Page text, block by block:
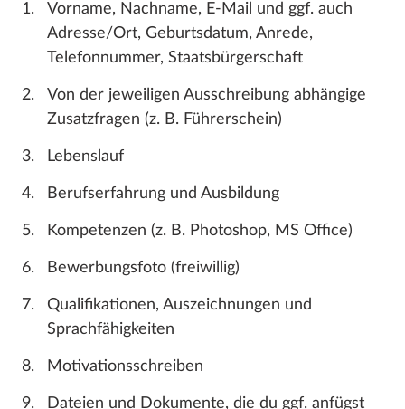
Vorname, Nachname, E-Mail und ggf. auch
Adresse/Ort, Geburtsdatum, Anrede,
Telefonnummer, Staatsbürgerschaft
Von der jeweiligen Ausschreibung abhängige
Zusatzfragen (z. B. Führerschein)
Lebenslauf
Berufserfahrung und Ausbildung
Kompetenzen (z. B. Photoshop, MS Office)
Bewerbungsfoto (freiwillig)
Qualifikationen, Auszeichnungen und
Sprachfähigkeiten
Motivationsschreiben
Dateien und Dokumente, die du ggf. anfügst